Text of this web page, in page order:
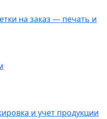
на заказ — печать и
и учет продукции